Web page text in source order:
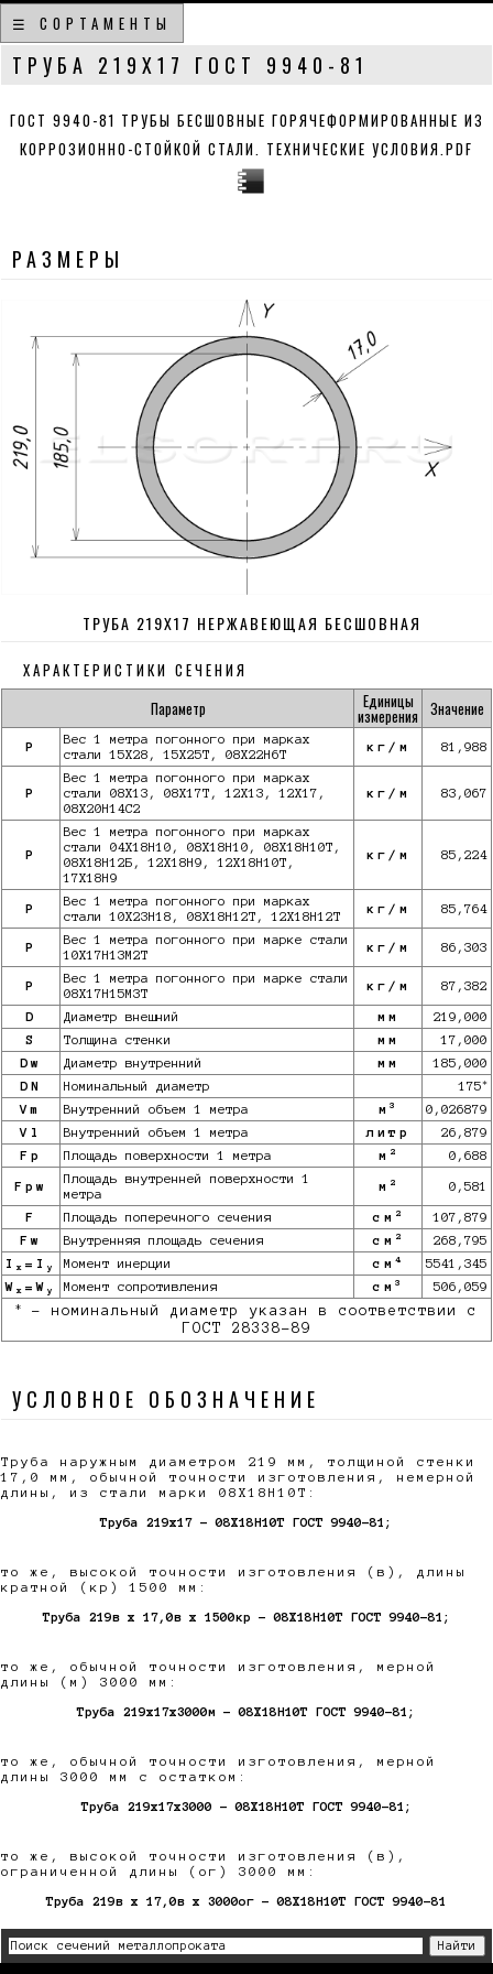
☰ СОРТАМЕНТЫ
ТРУБА 219Х17 ГОСТ 9940-81
ГОСТ 9940-81 ТРУБЫ БЕСШОВНЫЕ ГОРЯЧЕФОРМИРОВАННЫЕ ИЗ
КОРРОЗИОННО-СТОЙКОЙ СТАЛИ. ТЕХНИЧЕСКИЕ УСЛОВИЯ.PDF
РАЗМЕРЫ
ТРУБА 219Х17 НЕРЖАВЕЮЩАЯ БЕСШОВНАЯ
ХАРАКТЕРИСТИКИ СЕЧЕНИЯ
Параметр
Единицы
измерения Значение
P
Вес 1 метра погонного при марках
стали 15Х28, 15Х25Т, 08Х22Н6Т
кг/м 81,988
P
Вес 1 метра погонного при марках
стали 08Х13, 08Х17Т, 12Х13, 12Х17,
08Х20Н14С2
кг/м 83,067
P
Вес 1 метра погонного при марках
стали 04Х18Н10, 08Х18Н10, 08Х18Н10Т,
08Х18Н12Б, 12Х18Н9, 12Х18Н10Т,
17Х18Н9
кг/м 85,224
P
Вес 1 метра погонного при марках
стали 10Х23Н18, 08Х18Н12Т, 12Х18Н12Т
кг/м 85,764
P
Вес 1 метра погонного при марке стали
10X17Н13М2Т
кг/м 86,303
P
Вес 1 метра погонного при марке стали
08Х17Н15М3Т
кг/м 87,382
D Диаметр внешний мм
219,000
S
Толщина стенки мм
17,000
Dw
Диаметр внутренний мм
185,000
DN
Номинальный диаметр 175*
Vm Внутренний объем 1 метра м 3
0,026879
Vl
Внутренний объем 1 метра литр
26,879
Fp
Площадь поверхности 1 метра м 2 0,688
Fpw
Площадь внутренней поверхности 1
метра
м 2 0,581
F Площадь поперечного сечения см 2
107,879
Fw
Внутренняя площадь сечения см 2
268,795
I x =I y Момент инерции см 4
5541,345
W x =W y Момент сопротивления см 3 506,059
*
- номинальный диаметр указан в соответствии с
ГОСТ 28338-89
УСЛОВНОЕ ОБОЗНАЧЕНИЕ
Труба наружным диаметром 219 мм, толщиной стенки
17,0 мм, обычной точности изготовления, немерной
длины, из стали марки 08Х18Н10Т:
Труба 219х17 - 08Х18Н10Т ГОСТ 9940-81;
то же, высокой точности изготовления (в), длины
кратной (кр) 1500 мм:
Труба 219в х 17,0в х 1500кр - 08Х18Н10Т ГОСТ 9940-81;
то же, обычной точности изготовления, мерной
длины (м) 3000 мм:
Труба 219х17х3000м - 08Х18Н10Т ГОСТ 9940-81;
то же, обычной точности изготовления, мерной
длины 3000 мм с остатком:
Труба 219х17х3000 - 08Х18Н10Т ГОСТ 9940-81;
то же, высокой точности изготовления (в),
ограниченной длины (ог) 3000 мм:
Труба 219в х 17,0в х 3000ог - 08Х18Н10Т ГОСТ 9940-81